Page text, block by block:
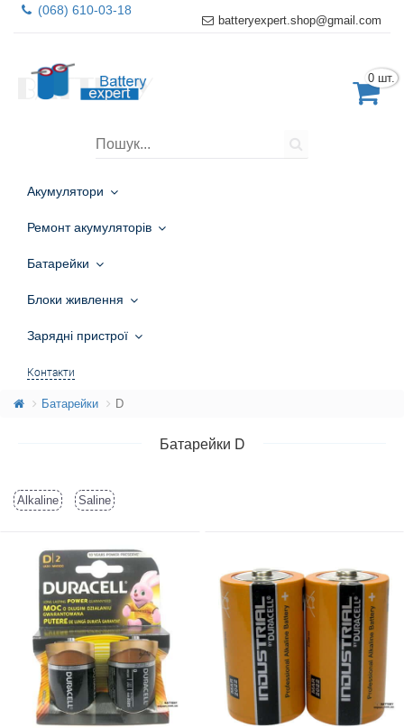
(068) 610-03-18
batteryexpert.shop@gmail.com
0 шт.
Акумулятори
Ремонт акумуляторів
Батарейки
Блоки живлення
Зарядні пристрої
Контакти
Батарейки D
Батарейки D
Alkaline Saline